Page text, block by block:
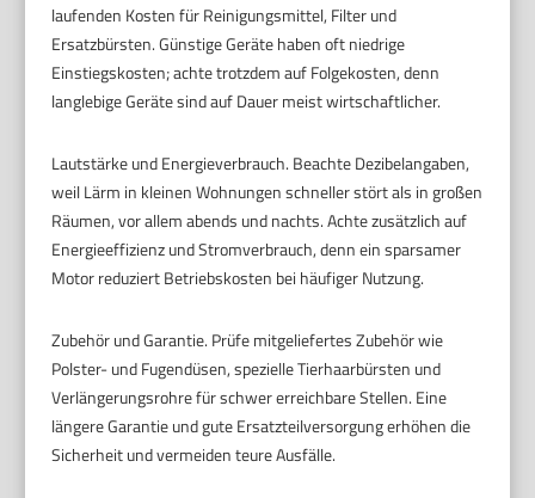
laufenden Kosten für Reinigungsmittel, Filter und
Ersatzbürsten. Günstige Geräte haben oft niedrige
Einstiegskosten; achte trotzdem auf Folgekosten, denn
langlebige Geräte sind auf Dauer meist wirtschaftlicher.
Lautstärke und Energieverbrauch. Beachte Dezibelangaben,
weil Lärm in kleinen Wohnungen schneller stört als in großen
Räumen, vor allem abends und nachts. Achte zusätzlich auf
Energieeffizienz und Stromverbrauch, denn ein sparsamer
Motor reduziert Betriebskosten bei häufiger Nutzung.
Zubehör und Garantie. Prüfe mitgeliefertes Zubehör wie
Polster- und Fugendüsen, spezielle Tierhaarbürsten und
Verlängerungsrohre für schwer erreichbare Stellen. Eine
längere Garantie und gute Ersatzteilversorgung erhöhen die
Sicherheit und vermeiden teure Ausfälle.